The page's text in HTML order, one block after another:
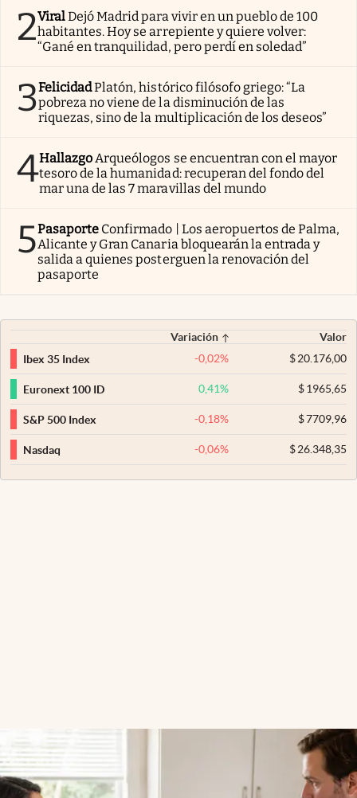
2ViralDejó Madrid para vivir en un pueblo de 100
habitantes. Hoy se arrepiente y quiere volver:
“Gané en tranquilidad, pero perdí en soledad”
3FelicidadPlatón, histórico filósofo griego: “La
pobreza no viene de la disminución de las
riquezas, sino de la multiplicación de los deseos”
4HallazgoArqueólogos se encuentran con el mayor
tesoro de la humanidad: recuperan del fondo del
mar una de las 7 maravillas del mundo
5Pasaporte Confirmado | Los aeropuertos de Palma,
Alicante y Gran Canaria bloquearán la entrada y
salida a quienes posterguen la renovación del
pasaporte
Variación
Valor
Ibex 35 Index
-0,02% $20.176,00
Euronext 100 ID 0,41% $1965,65
S&P 500 Index -0,18% $7709,96
Nasdaq -0,06% $26.348,35